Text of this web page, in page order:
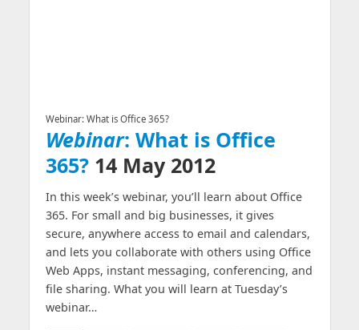
Webinar: What is Office 365?
Webinar: What is Office
365?14 May 2012
In this week’s webinar, you’ll learn about Office
365. For small and big businesses, it gives
secure, anywhere access to email and calendars,
and lets you collaborate with others using Office
Web Apps, instant messaging, conferencing, and
file sharing. What you will learn at Tuesday’s
webinar…